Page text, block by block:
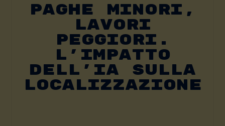
PAGHE MINORI,
LAVORI
PEGGIORI.
L’IMPATTO
DELL’IA SULLA
LOCALIZZAZIONE